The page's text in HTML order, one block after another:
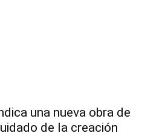
una nueva obra de
de la creación